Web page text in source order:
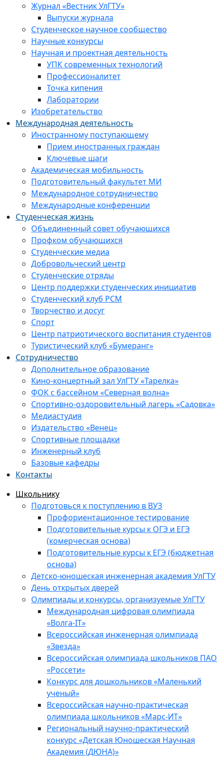
Журнал «Вестник УлГТУ»
Выпуски журнала
Студенческое научное сообщество
Научные конкурсы
Научная и проектная деятельность
УПК современных технологий
Профессионалитет
Точка кипения
Лаборатории
Изобретательство
Международная деятельность
Иностранному поступающему
Прием иностранных граждан
Ключевые шаги
Академическая мобильность
Подготовительный факультет МИ
Международное сотрудничество
Международные конференции
Студенческая жизнь
Объединенный совет обучающихся
Профком обучающихся
Студенческие медиа
Добровольческий центр
Студенческие отряды
Центр поддержки студенческих инициатив
Студенческий клуб РСМ
Творчество и досуг
Спорт
Центр патриотического воспитания студентов
Туристический клуб «Бумеранг»
Сотрудничество
Дополнительное образование
Кино-концертный зал УлГТУ «Тарелка»
ФОК с бассейном «Северная волна»
Спортивно-оздоровительный лагерь «Садовка»
Медиастудия
Издательство «Венец»
Спортивные площадки
Инженерный клуб
Базовые кафедры
Контакты
Школьнику
Подготовься к поступлению в ВУЗ
Профориентационное тестирование
Подготовительные курсы к ОГЭ и ЕГЭ
(комерческая основа)
Подготовительные курсы к ЕГЭ (бюджетная
основа)
Детско-юношеская инженерная академия УлГТУ
День открытых дверей
Олимпиады и конкурсы, организуемые УлГТУ
Международная цифровая олимпиада
«Волга-IT»
Всероссийская инженерная олимпиада
«Звезда»
Всероссийская олимпиада школьников ПАО
«Россети»
Конкурс для дошкольников «Маленький
ученый»
Всероссийская научно-практическая
олимпиада школьников «Марс-ИТ»
Региональный научно-практический
конкурс «Детская Юношеская Научная
Академия (ДЮНА)»